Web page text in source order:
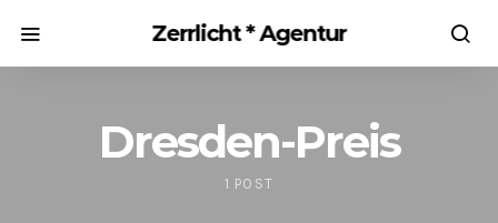
Zerrlicht * Agentur
Dresden-Preis
1 POST